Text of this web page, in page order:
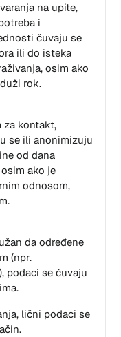
na upite,
i
čuvaju se
ili do isteka
osim ako
rok.
za kontakt,
se ili anonimizuju
od dana
ako je
odnosom,
da određene
(npr.
podaci se čuvaju
lični podaci se